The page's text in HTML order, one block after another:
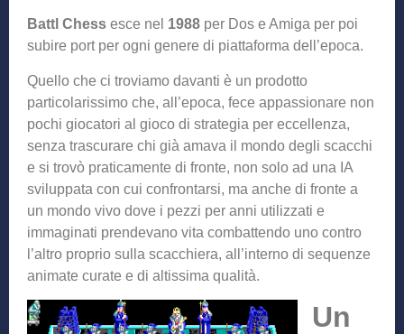
Battl Chess esce nel 1988 per Dos e Amiga per poi
subire port per ogni genere di piattaforma dell’epoca.
Quello che ci troviamo davanti è un prodotto
particolarissimo che, all’epoca, fece appassionare non
pochi giocatori al gioco di strategia per eccellenza,
senza trascurare chi già amava il mondo degli scacchi
e si trovò praticamente di fronte, non solo ad una IA
sviluppata con cui confrontarsi, ma anche di fronte a
un mondo vivo dove i pezzi per anni utilizzati e
immaginati prendevano vita combattendo uno contro
l’altro proprio sulla scacchiera, all’interno di sequenze
animate curate e di altissima qualità.
Un